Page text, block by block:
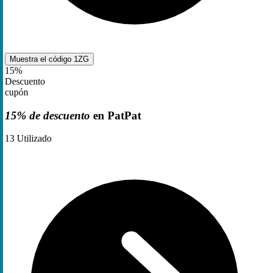
Muestra el código 1ZG
15%
Descuento
cupón
15% de descuento en PatPat
13 Utilizado